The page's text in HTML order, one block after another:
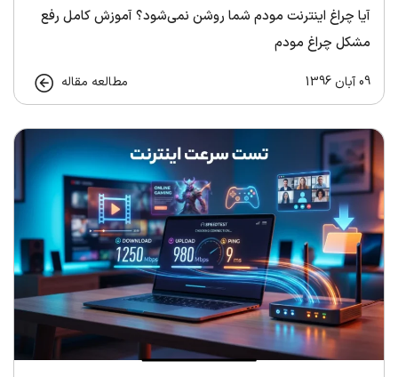
آیا چراغ اینترنت مودم شما روشن نمی‌شود؟ آموزش کامل رفع
مشکل چراغ مودم
09 آبان 1396 مطالعه مقاله